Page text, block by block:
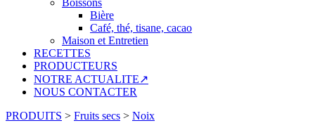
Boissons
Bière
Café, thé, tisane, cacao
Maison et Entretien
RECETTES
PRODUCTEURS
NOTRE ACTUALITE↗
NOUS CONTACTER
PRODUITS > Fruits secs > Noix